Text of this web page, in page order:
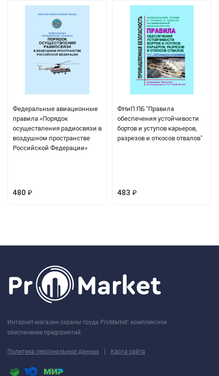
Федеральные авиационные
правила «Порядок
осуществления радиосвязи в
воздушном пространстве
Российской Федерации»
480 ₽
ФНиП ПБ "Правила
обеспечения устойчивости
бортов и уступов карьеров,
разрезов и откосов отвалов"
483 ₽
Интернет-магазин охраны труда ProMarket: комплексное
обеспечение предприятий.
Политика персональных данных | Карта сайта